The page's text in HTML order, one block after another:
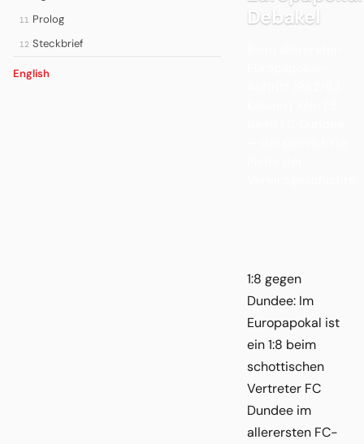
11 Prolog
12 Steckbrief
English
Debakel
1:8 gegen
Dundee: Im
Europapokal ist
ein 1:8 beim
schottischen
Vertreter FC
Dundee im
allerersten FC-